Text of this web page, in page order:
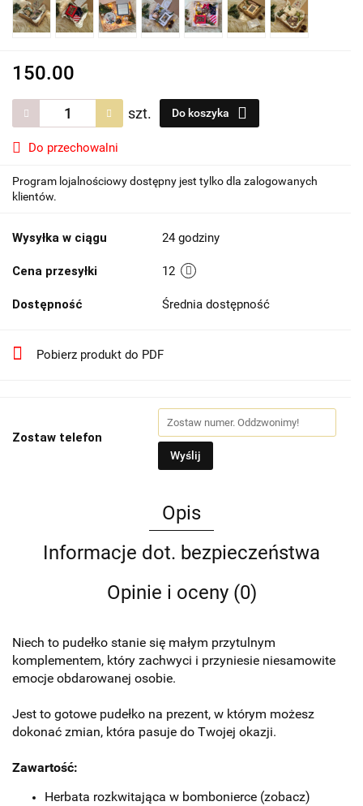
150.00
szt. Do koszyka
Do przechowalni
Program lojalnościowy dostępny jest tylko dla zalogowanych
klientów.
Wysyłka w ciągu 24 godziny
Cena przesyłki 12
Dostępność Średnia dostępność
Pobierz produkt do PDF
Zostaw telefon
Wyślij
Opis
Informacje dot. bezpieczeństwa
Opinie i oceny (0)
Niech to pudełko stanie się małym przytulnym
komplementem, który zachwyci i przyniesie niesamowite
emocje obdarowanej osobie.
Jest to gotowe pudełko na prezent, w którym możesz
dokonać zmian, która pasuje do Twojej okazji.
Zawartość:
Herbata rozkwitająca w bombonierce (zobacz)